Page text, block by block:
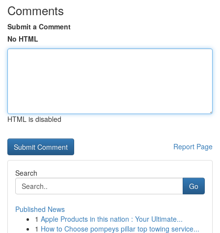
Comments
Submit a Comment
No HTML
HTML is disabled
Report Page
Search
Go
Published News
1 Apple Products in this nation : Your Ultimate...
1 How to Choose pompeys pillar top towing service...